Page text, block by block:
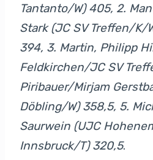
Tantanto/W) 405, 2.
Stark (JC SV Treffen/K/
394, 3. Martin, Philipp
Feldkirchen/JC SV
Piribauer/Mirjam
Döbling/W) 358,5, 5.
Saurwein (UJC
Innsbruck/T) 320,5.